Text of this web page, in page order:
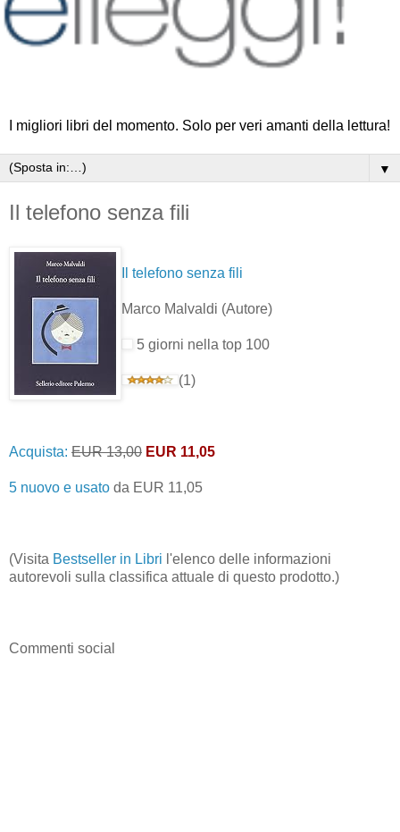
I migliori libri del momento. Solo per veri amanti della lettura!
▼
Il telefono senza fili
Il telefono senza fili
Marco Malvaldi (Autore)
5 giorni nella top 100
(1)
Acquista: EUR 13,00 EUR 11,05
5 nuovo e usato da EUR 11,05
(Visita Bestseller in Libri l'elenco delle informazioni
autorevoli sulla classifica attuale di questo prodotto.)
Commenti social